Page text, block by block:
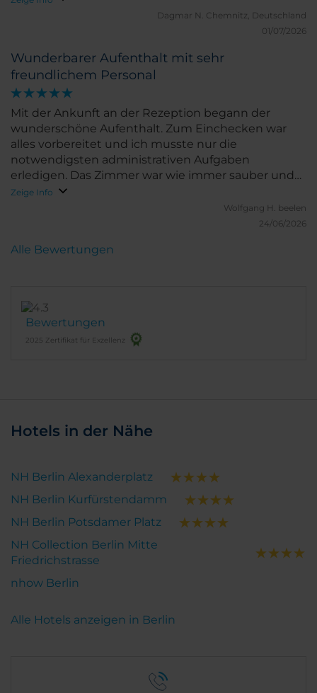
Dagmar N. Chemnitz, Deutschland
01/07/2026
Wunderbarer Aufenthalt mit sehr
freundlichem Personal
Mit der Ankunft an der Rezeption begann der
wunderschöne Aufenthalt. Zum Einchecken war
alles vorbereitet und ich musste nur die
notwendigsten administrativen Aufgaben
erledigen. Das Zimmer war wie immer sauber und
mit allen Erfordernissen ausgestattet. Vielfältiges
Frühstück, dass auch Nachhaltigkeitsprinzipien
füreinen hervorragenden Start in den Tag.
Zeige Info
Wolfgang H. beelen
24/06/2026
Bewertungen
2025 Zertifikat für Exzellenz
Alle Bewertungen
Hotels in der Nähe
NH Berlin Alexanderplatz
NH Berlin Kurfürstendamm
NH Berlin Potsdamer Platz
NH Collection Berlin Mitte
Friedrichstrasse
nhow Berlin
Alle Hotels anzeigen in Berlin